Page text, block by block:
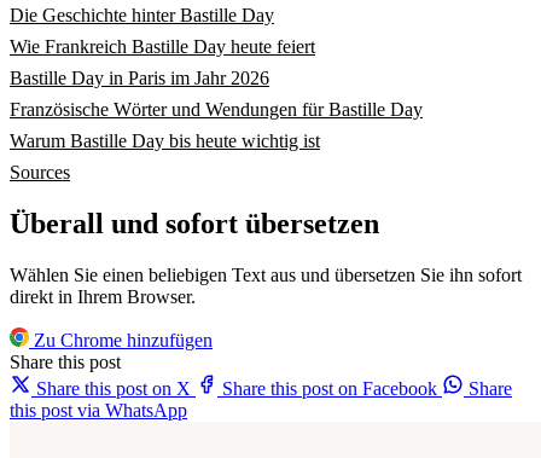
Die Geschichte hinter Bastille Day
Wie Frankreich Bastille Day heute feiert
Bastille Day in Paris im Jahr 2026
Französische Wörter und Wendungen für Bastille Day
Warum Bastille Day bis heute wichtig ist
Sources
Überall und sofort übersetzen
Wählen Sie einen beliebigen Text aus und übersetzen Sie ihn sofort
direkt in Ihrem Browser.
Zu Chrome hinzufügen
Share this post
Share this post on X
Share this post on Facebook
Share
this post via WhatsApp